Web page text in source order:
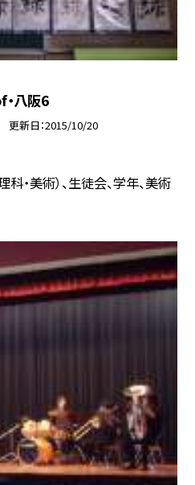
・八阪6
更新日 2015/10/20
科・美術）、生徒会、学年、美術